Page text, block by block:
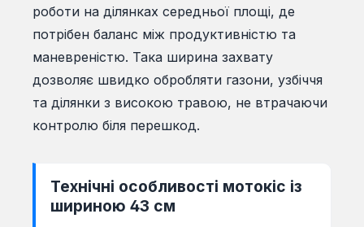
роботи на ділянках середньої площі, де
потрібен баланс між продуктивністю та
маневреністю. Така ширина захвату
дозволяє швидко обробляти газони, узбіччя
та ділянки з високою травою, не втрачаючи
контролю біля перешкод.
Технічні особливості мотокіс із
шириною 43 см